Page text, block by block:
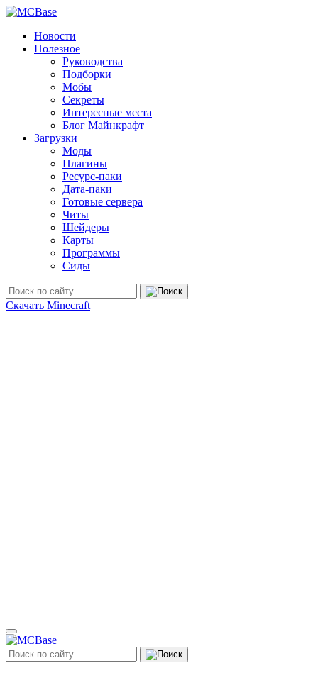
Новости
Полезное
Руководства
Подборки
Мобы
Секреты
Интересные места
Блог Майнкрафт
Загрузки
Моды
Плагины
Ресурс-паки
Дата-паки
Готовые сервера
Читы
Шейдеры
Карты
Программы
Сиды
Скачать Minecraft